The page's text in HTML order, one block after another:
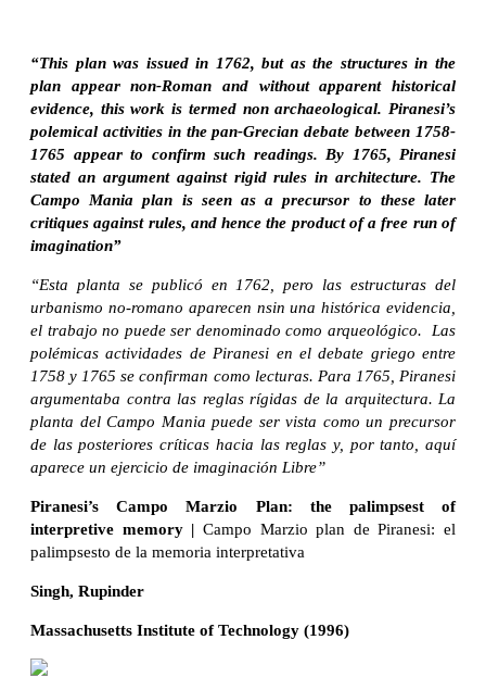
“This plan was issued in 1762, but as the structures in the
plan appear non-Roman and without apparent historical
evidence, this work is termed non archaeological. Piranesi’s
polemical activities in the pan-Grecian debate between 1758-
1765 appear to confirm such readings. By 1765, Piranesi
stated an argument against rigid rules in architecture. The
Campo Mania plan is seen as a precursor to these later
critiques against rules, and hence the product of a free run of
imagination”
“Esta planta se publicó en 1762, pero las estructuras del
urbanismo no-romano aparecen nsin una histórica evidencia,
el trabajo no puede ser denominado como arqueológico. Las
polémicas actividades de Piranesi en el debate griego entre
1758 y 1765 se confirman como lecturas. Para 1765, Piranesi
argumentaba contra las reglas rígidas de la arquitectura. La
planta del Campo Mania puede ser vista como un precursor
de las posteriores críticas hacia las reglas y, por tanto, aquí
aparece un ejercicio de imaginación Libre”
Piranesi’s Campo Marzio Plan: the palimpsest of
interpretive memory | Campo Marzio plan de Piranesi: el
palimpsesto de la memoria interpretativa
Singh, Rupinder
Massachusetts Institute of Technology (1996)